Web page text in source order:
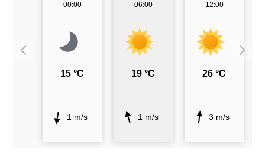
00:00
15 °C
1 m/s
06:00
19 °C
1 m/s
12:00
26 °C
3 m/s